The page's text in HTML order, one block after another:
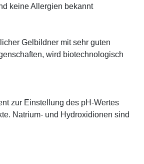
keine Allergien bekannt
Gelbildner mit sehr guten
wird biotechnologisch
zur Einstellung des pH-Wertes
Natrium- und Hydroxidionen sind